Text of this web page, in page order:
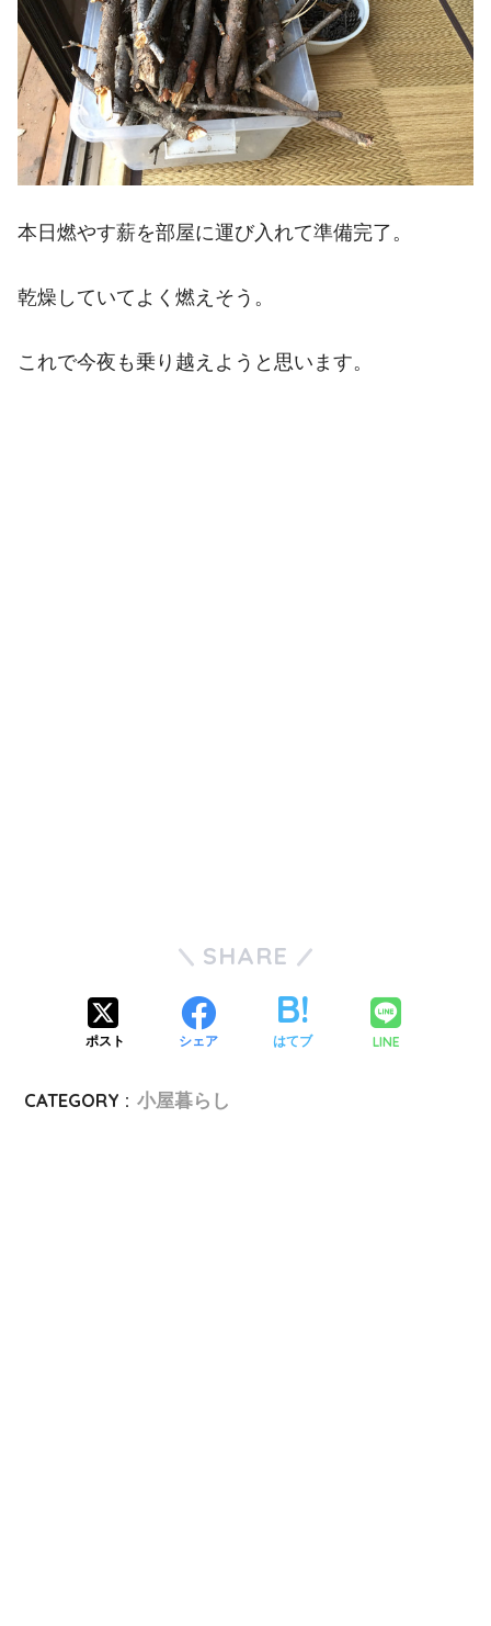
本日燃やす薪を部屋に運び入れて準備完了。
乾燥していてよく燃えそう。
これで今夜も乗り越えようと思います。
SHARE
ポスト シェア はてブ LINE
CATEGORY : 小屋暮らし